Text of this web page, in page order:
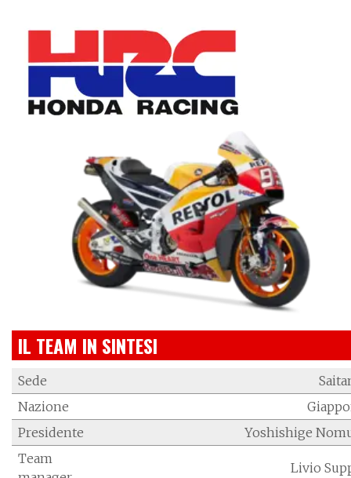
IL TEAM IN SINTESI
Sede
Nazione
Presidente
Yoshishige
Team
Livio